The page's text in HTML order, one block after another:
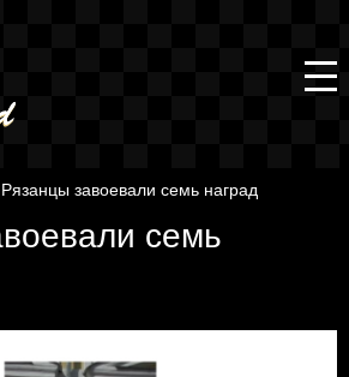
Рязанцы завоевали семь наград
семь